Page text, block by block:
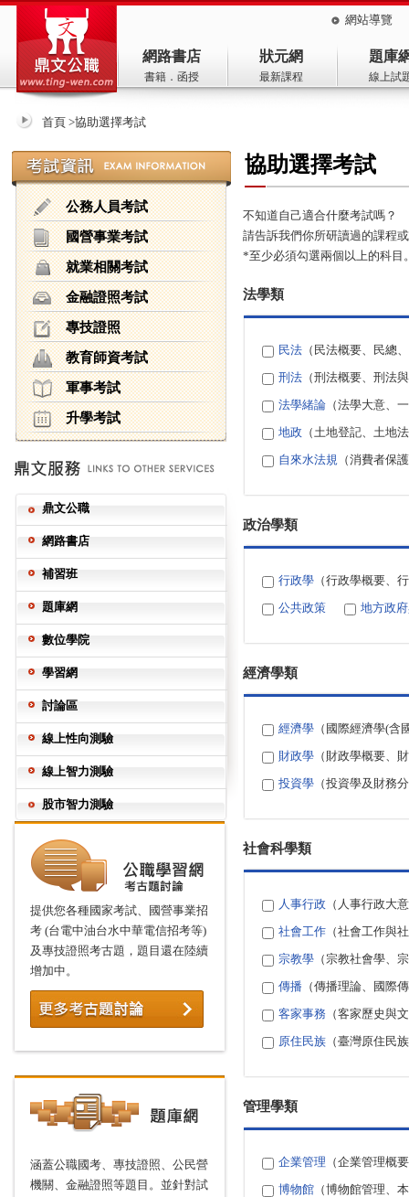
網站導覽
網路書店
書籍．函授
狀元網
最新課程
題庫
線上試
首頁 >協助選擇考試
公務人員考試
國營事業考試
就業相關考試
金融證照考試
專技證照
教育師資考試
軍事考試
升學考試
鼎文公職
網路書店
補習班
題庫網
數位學院
學習網
討論區
線上性向測驗
線上智力測驗
股市智力測驗
提供您各種國家考試、國營事業招
考 (台電中油台水中華電信招考等)
及專技證照考古題，題目還在陸續
增加中。
涵蓋公職國考、專技證照、公民營
機關、金融證照等題目。並針對試
協助選擇考試
不知道自己適合什麼考試嗎？
請告訴我們你所研讀過的課程
*至少必須勾選兩個以上的科目
法學類
民法（民法概要、民總
刑法（刑法概要、刑法
法學緒論（法學大意、
地政 （土地登記、土地
自來水法規（消費者保
政治學類
行政學（行政學概要、
公共政策
地方政
經濟學類
經濟學（國際經濟學(含
財政學（財政學概要、
投資學（投資學及財務
社會科學類
人事行政 （人事行政大
社會工作（社會工作與
宗教學（宗教社會學、
傳播 （傳播理論、國際
客家事務（客家歷史與
原住民族（臺灣原住民
管理學類
企業管理 （企業管理概
博物館（博物館管理、